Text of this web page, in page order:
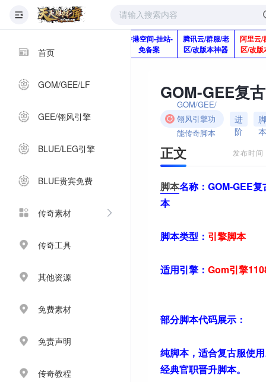
首页
GOM/GEE/LF
GEE/翎风引擎
BLUE/LEG引擎
BLUE贵宾免费
传奇素材
传奇工具
其他资源
免费素材
免责声明
传奇教程
Q920992345
香港空间-挂站-
免备案
腾讯云/群服/老
区/改版本神器
阿里云/
区/改版
GOM-GEE复
GOM/GEE/
翎风引擎功
能传奇脚本
进
阶
脚
本
正文 发布时
脚本名称： GOM-GEE
本
脚本类型： 引擎脚本
适用引擎： Gom引擎
部分脚本代码展示：
纯脚本，适合复古服使
经典官职晋升脚本。